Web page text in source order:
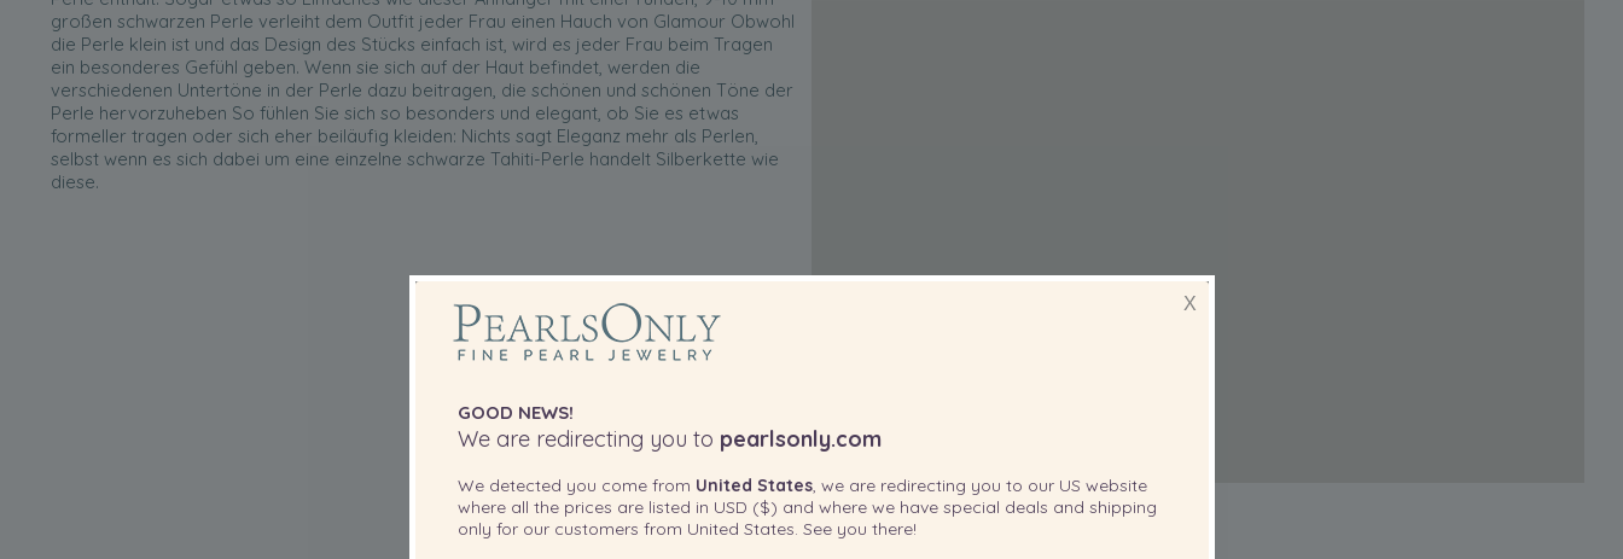
großen schwarzen Perle verleiht dem Outfit jeder Frau einen Hauch von Glamour Obwohl
die Perle klein ist und das Design des Stücks einfach ist, wird es jeder Frau beim Tragen
ein besonderes Gefühl geben. Wenn sie sich auf der Haut befindet, werden die
verschiedenen Untertöne in der Perle dazu beitragen, die schönen und schönen Töne der
Perle hervorzuheben So fühlen Sie sich so besonders und elegant, ob Sie es etwas
formeller tragen oder sich eher beiläufig kleiden: Nichts sagt Eleganz mehr als Perlen,
selbst wenn es sich dabei um eine einzelne schwarze Tahiti-Perle handelt Silberkette wie
diese.
X
GOOD NEWS!
We are redirecting you to pearlsonly.com
We detected you come from United States, we are redirecting you to our US website
where all the prices are listed in USD ($) and where we have special deals and shipping
only for our customers from United States . See you there!